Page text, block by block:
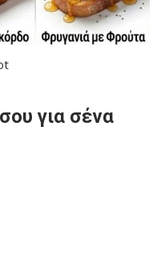
για σένα